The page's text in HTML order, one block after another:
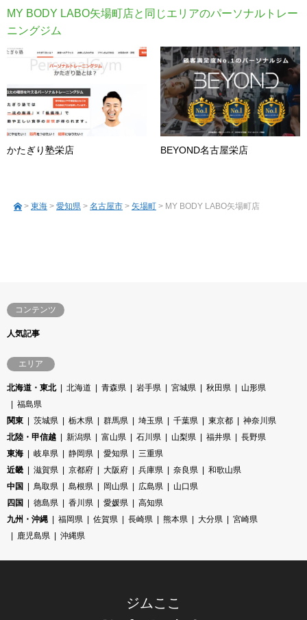
MY BODY LABO矢場町店と同じエリアのパーソナルトレー
ニングジム
かたぎり塾栄店 BEYOND名古屋栄店
> 東海 > 愛知県 > 名古屋市 > 矢場町 > MY BODY LABO矢場町店
コンテンツ
人気記事
エリア
北海道・東北 北海道 青森県 岩手県 宮城県 秋田県
山形県
福島県
関東
茨城県 栃木県 群馬県 埼玉県 千葉県 東京都
神奈川県
北陸・甲信越
新潟県 富山県 石川県 山梨県 福井県
長野県
東海
岐阜県 静岡県 愛知県
三重県
近畿
滋賀県 京都府 大阪府 兵庫県 奈良県
和歌山県
中国
鳥取県 島根県 岡山県 広島県
山口県
四国
徳島県 香川県 愛媛県
高知県
九州・沖縄
福岡県 佐賀県 長崎県 熊本県 大分県
宮崎県
鹿児島県
沖縄県
ジムここ